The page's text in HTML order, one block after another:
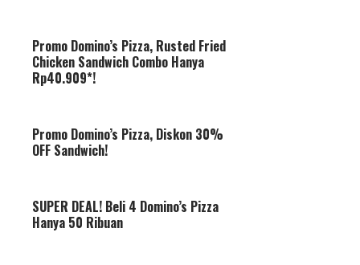
Promo Domino’s Pizza, Rusted Fried
Chicken Sandwich Combo Hanya
Rp40.909*!
Promo Domino’s Pizza, Diskon 30%
OFF Sandwich!
SUPER DEAL! Beli 4 Domino’s Pizza
Hanya 50 Ribuan